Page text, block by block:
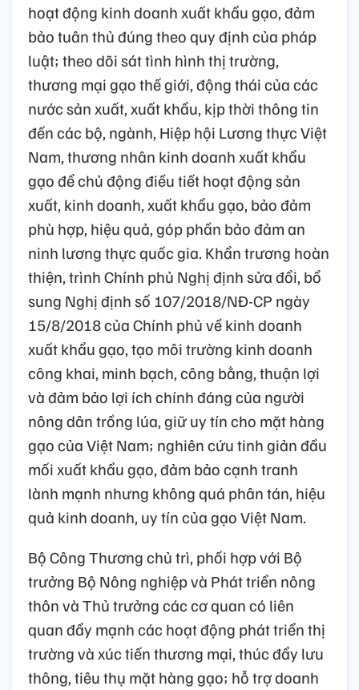
hoạt động kinh doanh xuất khẩu gạo, đảm
bảo tuân thủ đúng theo quy định của pháp
luật; theo dõi sát tình hình thị trường,
thương mại gạo thế giới, động thái của các
nước sản xuất, xuất khẩu, kịp thời thông tin
đến các bộ, ngành, Hiệp hội Lương thực Việt
Nam, thương nhân kinh doanh xuất khẩu
gạo để chủ động điều tiết hoạt động sản
xuất, kinh doanh, xuất khẩu gạo, bảo đảm
phù hợp, hiệu quả, góp phần bảo đảm an
ninh lương thực quốc gia. Khẩn trương hoàn
thiện, trình Chính phủ Nghị định sửa đổi, bổ
sung Nghị định số 107/2018/NĐ-CP ngày
15/8/2018 của Chính phủ về kinh doanh
xuất khẩu gạo, tạo môi trường kinh doanh
công khai, minh bạch, công bằng, thuận lợi
và đảm bảo lợi ích chính đáng của người
nông dân trồng lúa, giữ uy tín cho mặt hàng
gạo của Việt Nam; nghiên cứu tinh giản đầu
mối xuất khẩu gạo, đảm bảo cạnh tranh
lành mạnh nhưng không quá phân tán, hiệu
quả kinh doanh, uy tín của gạo Việt Nam.
Bộ Công Thương chủ trì, phối hợp với Bộ
trưởng Bộ Nông nghiệp và Phát triển nông
thôn và Thủ trưởng các cơ quan có liên
quan đẩy mạnh các hoạt động phát triển thị
trường và xúc tiến thương mại, thúc đẩy lưu
thông, tiêu thụ mặt hàng gạo; hỗ trợ doanh